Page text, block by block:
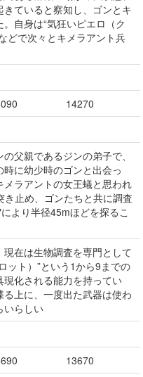
ていると察知し、ゴンとキ
自身は“気狂いピエロ（ク
どで次々とキメラアント兵
14270
父親であるジンの弟子で、
に幼少時のゴンと出会っ
ラアントの女王蟻と思われ
止め、ゴンたちと共に調査
より半径45mほどを探るこ
在は生物調査を専門として
ット）”という1から9までの
化される能力を持ってい
上に、一度出た武器は使わ
いらしい
13670